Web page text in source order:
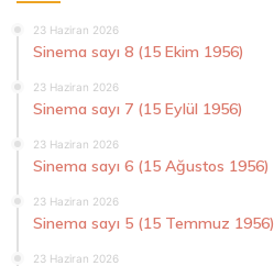
23 Haziran 2026
Sinema sayı 8 (15 Ekim 1956)
23 Haziran 2026
Sinema sayı 7 (15 Eylül 1956)
23 Haziran 2026
Sinema sayı 6 (15 Ağustos 1956)
23 Haziran 2026
Sinema sayı 5 (15 Temmuz 1956)
23 Haziran 2026